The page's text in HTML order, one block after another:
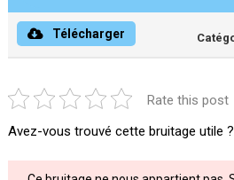
Télécharger
Rate this post
Avez-vous trouvé cette bruitage utile ?